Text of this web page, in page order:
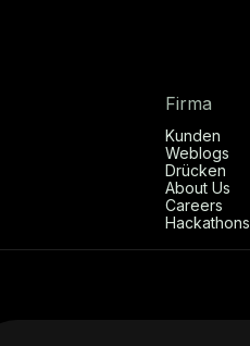
Firma
Kunden
Weblogs
Drücken
About Us
Careers
Hackathons